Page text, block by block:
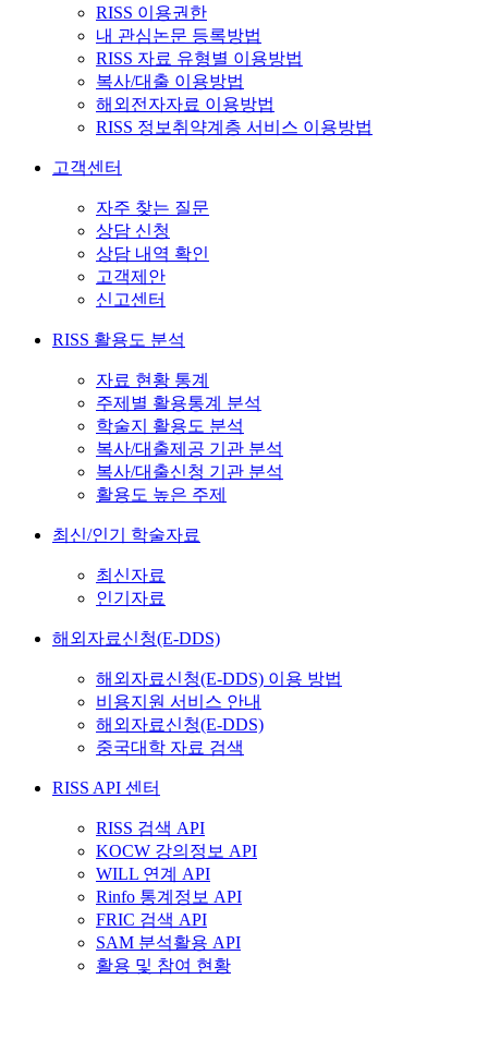
RISS 이용권한
내 관심논문 등록방법
RISS 자료 유형별 이용방법
복사/대출 이용방법
해외전자자료 이용방법
RISS 정보취약계층 서비스 이용방법
고객센터
자주 찾는 질문
상담 신청
상담 내역 확인
고객제안
신고센터
RISS 활용도 분석
자료 현황 통계
주제별 활용통계 분석
학술지 활용도 분석
복사/대출제공 기관 분석
복사/대출신청 기관 분석
활용도 높은 주제
최신/인기 학술자료
최신자료
인기자료
해외자료신청(E-DDS)
해외자료신청(E-DDS) 이용 방법
비용지원 서비스 안내
해외자료신청(E-DDS)
중국대학 자료 검색
RISS API 센터
RISS 검색 API
KOCW 강의정보 API
WILL 연계 API
Rinfo 통계정보 API
FRIC 검색 API
SAM 분석활용 API
활용 및 참여 현황